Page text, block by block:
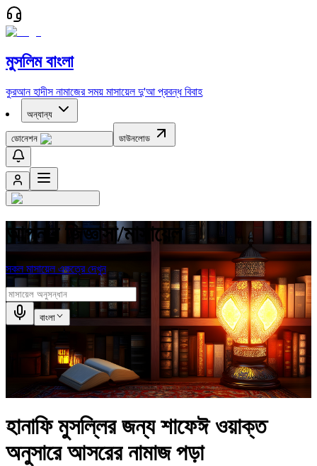
মুসলিম বাংলা
কুরআন হাদীস নামাজের সময় মাসায়েল দু'আ প্রবন্ধ বিবাহ
অন্যান্য
ডোনেশন ডাউনলোড
আপনার জিজ্ঞাসা/মাসায়েল
সকল মাসায়েল একত্রে দেখুন
বাংলা
হানাফি মুসল্লির জন্য শাফেঈ ওয়াক্ত
অনুসারে আসরের নামাজ পড়া